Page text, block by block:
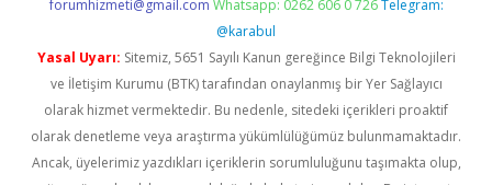
forumhizmeti@gmail.com Whatsapp: 0262 606 0 726 Telegram:
@karabul
Yasal Uyarı: Sitemiz, 5651 Sayılı Kanun gereğince Bilgi Teknolojileri
ve İletişim Kurumu (BTK) tarafından onaylanmış bir Yer Sağlayıcı
olarak hizmet vermektedir. Bu nedenle, sitedeki içerikleri proaktif
olarak denetleme veya araştırma yükümlülüğümüz bulunmamaktadır.
Ancak, üyelerimiz yazdıkları içeriklerin sorumluluğunu taşımakta olup,